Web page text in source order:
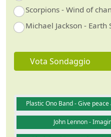
Scorpions - Wind of
Michael Jackson - Earth
Vota Sondaggio
Plastic Ono Band - Give
John Lennon -